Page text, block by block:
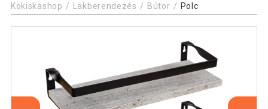
Kokiskashop Lakberendezés Bútor Polc